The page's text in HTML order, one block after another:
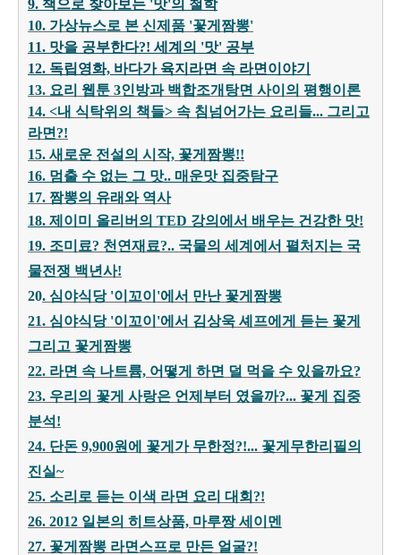
9. 책으로 찾아보는 '맛'의 철학
10. 가상뉴스로 본 신제품 '꽃게짬뽕'
11. 맛을 공부한다?! 세계의 '맛' 공부
12. 독립영화, 바다가 육지라면 속 라면이야기
13. 요리 웹툰 3인방과 백합조개탕면 사이의 평행이론
14. <내 식탁위의 책들> 속 침넘어가는 요리들... 그리고
라면?!
15. 새로운 전설의 시작, 꽃게짬뽕!!
16. 멈출 수 없는 그 맛.. 매운맛 집중탐구
17. 짬뽕의 유래와 역사
18. 제이미 올리버의 TED 강의에서 배우는 건강한 맛!
19. 조미료? 천연재료?.. 국물의 세계에서 펼처지는 국
물전쟁 백년사!
20. 심야식당 '이꼬이'에서 만난 꽃게짬뽕
21. 심야식당 '이꼬이'에서 김상욱 셰프에게 듣는 꽃게
그리고 꽃게짬뽕
22. 라면 속 나트륨, 어떻게 하면 덜 먹을 수 있을까요?
23. 우리의 꽃게 사랑은 언제부터 였을까?... 꽃게 집중
분석!
24. 단돈 9,900원에 꽃게가 무한정?!... 꽃게무한리필의
진실~
25. 소리로 듣는 이색 라면 요리 대회?!
26. 2012 일본의 히트상품, 마루짱 세이멘
27. 꽃게짬뽕 라면스프로 만든 얼굴?!